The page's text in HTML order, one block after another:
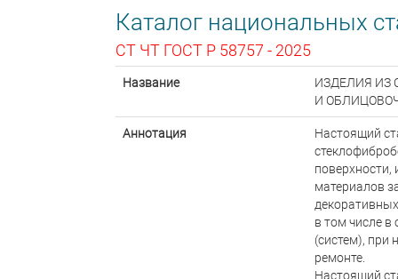
Каталог национальных
СТ ЧТ ГОСТ Р 58757 - 2025
Название
ИЗДЕЛИЯ ИЗ
И
Аннотация
Настоящий
материалов
в том числе
(систем), при
ремонте.
Настоящий